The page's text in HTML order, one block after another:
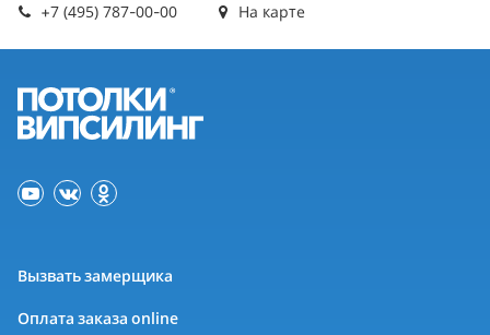
+7 (495) 787-00-00 На карте
Вызвать замерщика
Оплата заказа online